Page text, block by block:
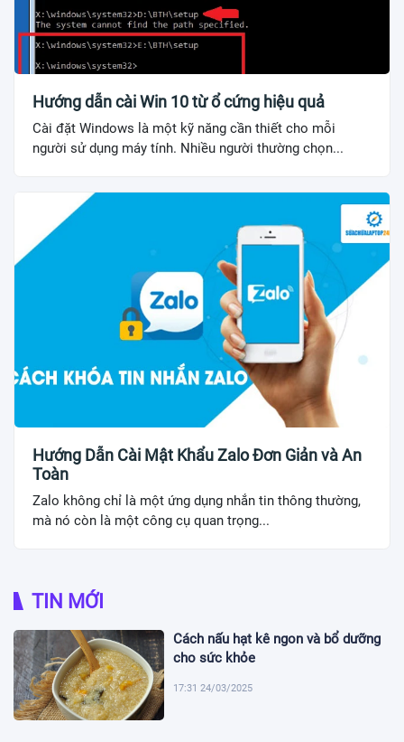
Hướng dẫn cài Win 10 từ ổ cứng hiệu quả
Cài đặt Windows là một kỹ năng cần thiết cho mỗi
người sử dụng máy tính. Nhiều người thường chọn...
Hướng Dẫn Cài Mật Khẩu Zalo Đơn Giản và An
Toàn
Zalo không chỉ là một ứng dụng nhắn tin thông thường,
mà nó còn là một công cụ quan trọng...
TIN MỚI
Cách nấu hạt kê ngon và bổ dưỡng
cho sức khỏe
17:31 24/03/2025